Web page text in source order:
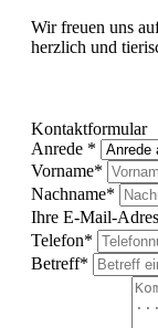
Wir freuen uns
herzlich und
Kontaktformular
Anrede *
Vorname*
Nachname*
Ihre E-Mail-
Telefon*
Betreff*